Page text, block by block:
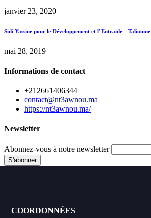
janvier 23, 2020
Sidi Yassine pour le Développement et l’Entraide – Taliouine
mai 28, 2019
Informations de contact
+212661406344
contact@nt3awnou.ma
https://nt3awnou.ma/
Newsletter
Abonnez-vous à notre newsletter
COORDONNÉES